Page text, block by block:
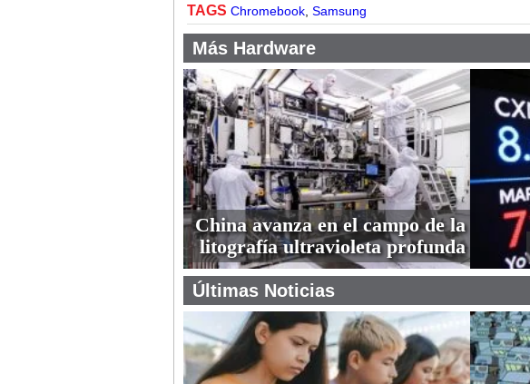
TAGS Chromebook Samsung
Más Hardware
China avanza en el campo de la
litografía ultravioleta profunda
Últimas Noticias